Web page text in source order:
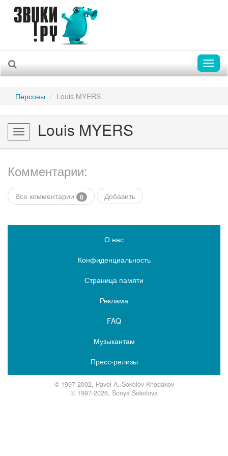
Персоны Louis MYERS
Toggle
navigation
Louis MYERS
Комментарии:
Все комментарии 0 Добавить
О нас
Конфиденциальность
Страница памяти
Реклама
FAQ
Музыкантам
Пресс-релизы
© 1997-2002, Pavel A. Sokolov-Khodakov
© 1997-2026, Sonya Sokolova